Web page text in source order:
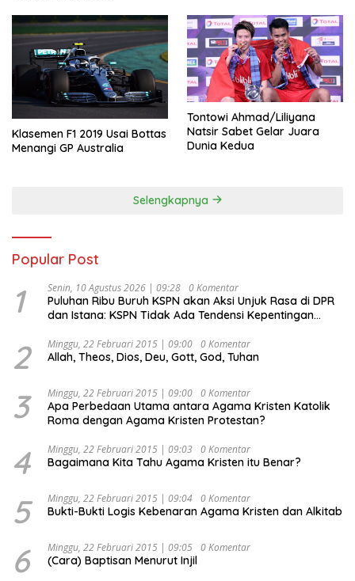
Klasemen F1 2019 Usai Bottas
Menangi GP Australia
Tontowi Ahmad/Liliyana
Natsir Sabet Gelar Juara
Dunia Kedua
Selengkapnya
Popular Post
1 Senin, 10 Agustus 2026 | 09:28 0 Komentar
Puluhan Ribu Buruh KSPN akan Aksi Unjuk Rasa di DPR
dan Istana: KSPN Tidak Ada Tendensi Kepentingan
2 Minggu, 22 Februari 2015 | 09:00 0 Komentar
Allah, Theos, Dios, Deu, Gott, God, Tuhan
3 Minggu, 22 Februari 2015 | 09:00 0 Komentar
Apa Perbedaan Utama antara Agama Kristen Katolik
Roma dengan Agama Kristen Protestan?
4 Minggu, 22 Februari 2015 | 09:03 0 Komentar
Bagaimana Kita Tahu Agama Kristen itu Benar?
5 Minggu, 22 Februari 2015 | 09:04 0 Komentar
Bukti-Bukti Logis Kebenaran Agama Kristen dan Alkitab
6 Minggu, 22 Februari 2015 | 09:05 0 Komentar
(Cara) Baptisan Menurut Injil